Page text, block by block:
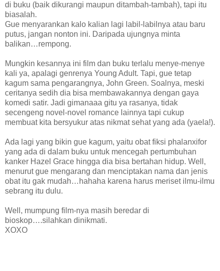
di buku (baik dikurangi maupun ditambah-tambah), tapi itu
biasalah.
Gue menyarankan kalo kalian lagi labil-labilnya atau baru
putus, jangan nonton ini. Daripada ujungnya minta
balikan…rempong.
Mungkin kesannya ini film dan buku terlalu menye-menye
kali ya, apalagi genrenya Young Adult. Tapi, gue tetap
kagum sama pengarangnya, John Green. Soalnya, meski
ceritanya sedih dia bisa membawakannya dengan gaya
komedi satir. Jadi gimanaaa gitu ya rasanya, tidak
secengeng novel-novel romance lainnya tapi cukup
membuat kita bersyukur atas nikmat sehat yang ada (yaela!).
Ada lagi yang bikin gue kagum, yaitu obat fiksi phalanxifor
yang ada di dalam buku untuk mencegah pertumbuhan
kanker Hazel Grace hingga dia bisa bertahan hidup. Well,
menurut gue mengarang dan menciptakan nama dan jenis
obat itu gak mudah…hahaha karena harus meriset ilmu-ilmu
sebrang itu dulu.
Well, mumpung film-nya masih beredar di
bioskop….silahkan dinikmati.
XOXO